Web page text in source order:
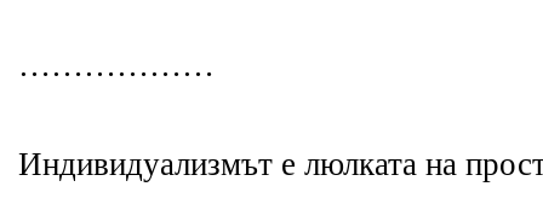
………………
Индивидуализмът е люлката на